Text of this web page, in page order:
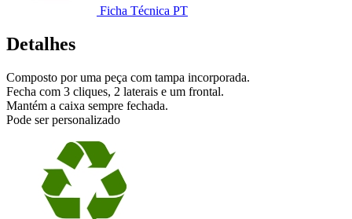
Ficha Técnica PT
Detalhes
Composto por uma peça com tampa incorporada.
Fecha com 3 cliques, 2 laterais e um frontal.
Mantém a caixa sempre fechada.
Pode ser personalizado